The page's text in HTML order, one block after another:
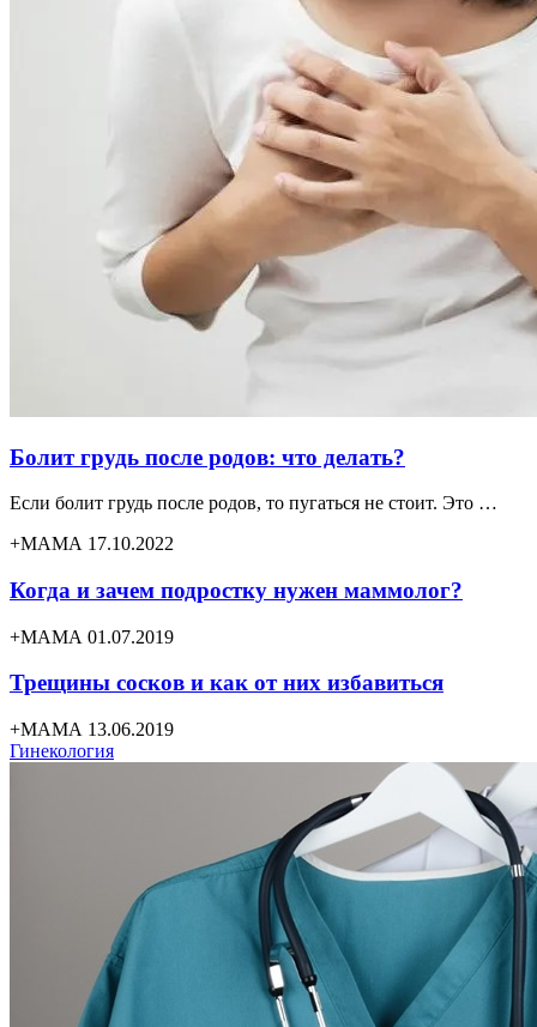
Болит грудь после родов: что делать?
Если болит грудь после родов, то пугаться не стоит. Это …
+МАМА 17.10.2022
Когда и зачем подростку нужен маммолог?
+МАМА 01.07.2019
Трещины сосков и как от них избавиться
+МАМА 13.06.2019
Гинекология